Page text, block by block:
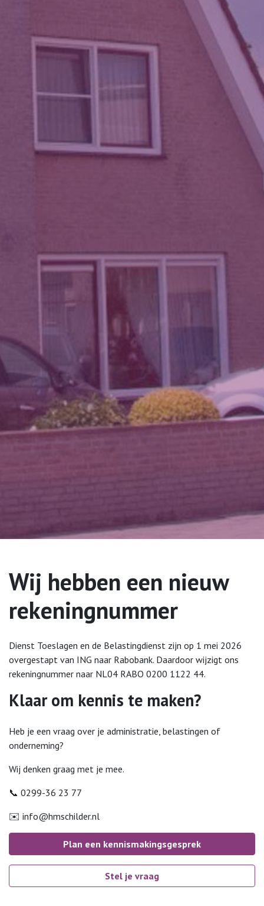
Wij hebben een nieuw
rekeningnummer
Dienst Toeslagen en de Belastingdienst zijn op 1 mei 2026
overgestapt van ING naar Rabobank. Daardoor wijzigt ons
rekeningnummer naar NL04 RABO 0200 1122 44.
Klaar om kennis te maken?
Heb je een vraag over je administratie, belastingen of
onderneming?
Wij denken graag met je mee.
📞 0299-36 23 77
✉️ info@hmschilder.nl
Plan een kennismakingsgesprek
Stel je vraag